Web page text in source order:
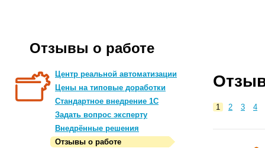
Отзывы о работе
Центр реальной автоматизации
Цены на типовые доработки
Стандартное внедрение 1С
Задать вопрос эксперту
Внедрённые решения
Отзывы о работе
1 2 3 4